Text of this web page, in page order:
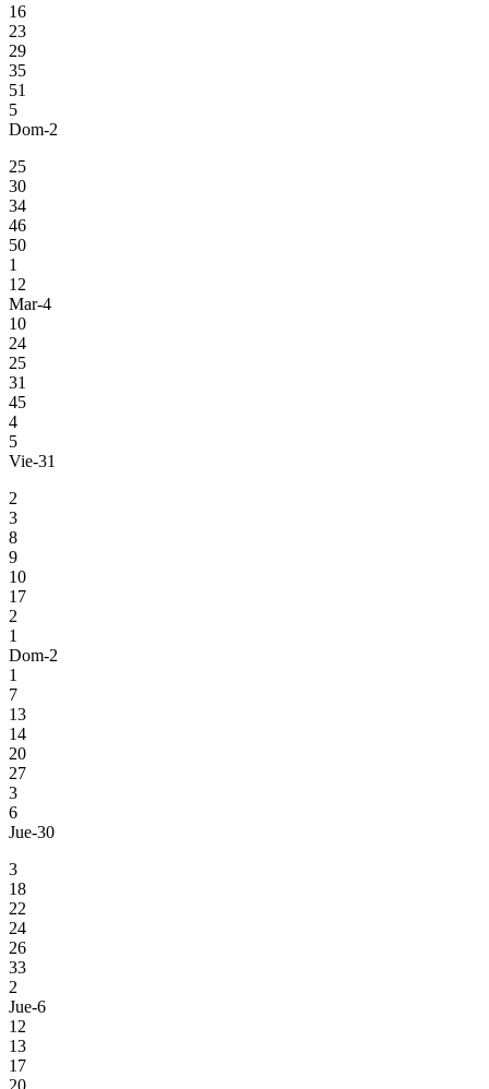
16
23
29
35
51
5
Dom-2
25
30
34
46
50
1
12
Mar-4
10
24
25
31
45
4
5
Vie-31
2
3
8
9
10
17
2
1
Dom-2
1
7
13
14
20
27
3
6
Jue-30
3
18
22
24
26
33
2
Jue-6
12
13
17
20